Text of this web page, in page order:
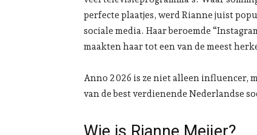
perfecte plaatjes, werd Rianne juist
sociale media. Haar beroemde
maakten haar tot een van de meest
Anno 2026 is ze niet alleen influencer,
van de best verdienende Nederlandse